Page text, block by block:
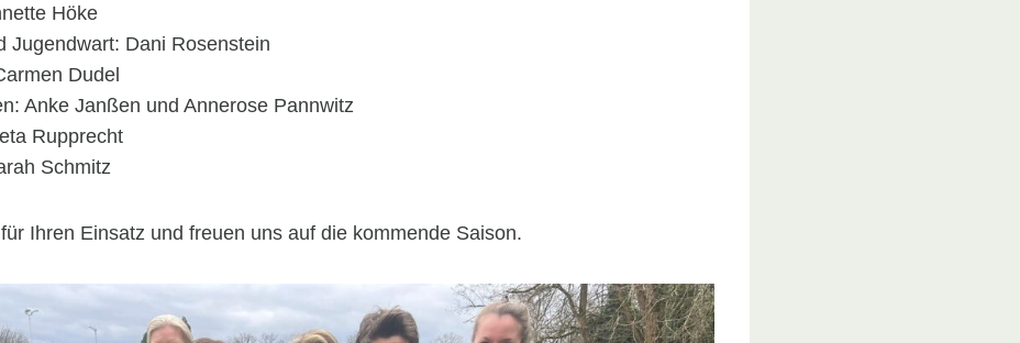
Höke
Jugendwart: Dani Rosenstein
Dudel
Anke Janßen und Annerose Pannwitz
Rupprecht
Schmitz
Ihren Einsatz und freuen uns auf die kommende Saison.